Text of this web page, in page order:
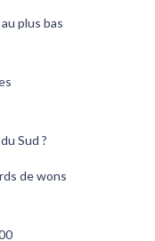
plus bas
Sud ?
de wons